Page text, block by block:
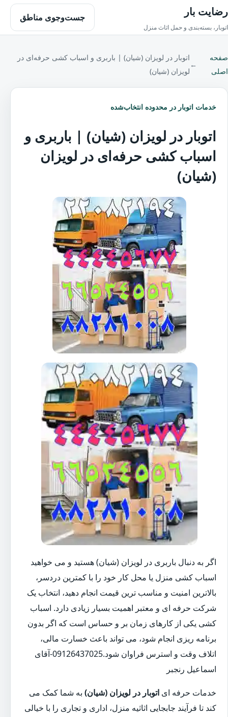
رضایت بار
اتوبار، بسته‌بندی و حمل اثاث منزل
جست‌وجوی مناطق
صفحه
اصلی
←
اتوبار در لویزان (شیان) | باربری و اسباب کشی حرفه‌ای در
لویزان (شیان)
خدمات اتوبار در محدوده انتخاب‌شده
اتوبار در لویزان (شیان) | باربری و
اسباب کشی حرفه‌ای در لویزان
(شیان)
اگر به دنبال باربری در لویزان (شیان) هستید و می خواهید
اسباب کشی منزل یا محل کار خود را با کمترین دردسر،
بالاترین امنیت و مناسب ترین قیمت انجام دهید، انتخاب یک
شرکت حرفه ای و معتبر اهمیت بسیار زیادی دارد. اسباب
کشی یکی از کارهای زمان بر و حساس است که اگر بدون
برنامه ریزی انجام شود، می تواند باعث خسارت مالی،
اتلاف وقت و استرس فراوان شود.09126437025-آقای
اسماعیل رنجبر
خدمات حرفه ای اتوبار در لویزان (شیان) به شما کمک می
کند تا فرآیند جابجایی اثاثیه منزل، اداری و تجاری را با خیالی